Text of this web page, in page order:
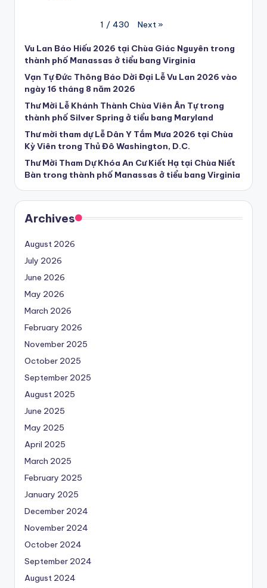
1 / 430 Next »
Vu Lan Báo Hiếu 2026 tại Chùa Giác Nguyên trong
thành phố Manassas ở tiểu bang Virginia
Vạn Tự Đức Thông Báo Dời Đại Lễ Vu Lan 2026 vào
ngày 16 tháng 8 năm 2026
Thư Mời Lễ Khánh Thành Chùa Viên Ân Tự trong
thành phố Silver Spring ở tiểu bang Maryland
Thư mời tham dự Lễ Dân Y Tắm Mưa 2026 tại Chùa
Kỳ Viên trong Thủ Đô Washington, D.C.
Thư Mời Tham Dự Khóa An Cư Kiết Hạ tại Chùa Niết
Bàn trong thành phố Manassas ở tiểu bang Virginia
Archives
August 2026
July 2026
June 2026
May 2026
March 2026
February 2026
November 2025
October 2025
September 2025
August 2025
June 2025
May 2025
April 2025
March 2025
February 2025
January 2025
December 2024
November 2024
October 2024
September 2024
August 2024